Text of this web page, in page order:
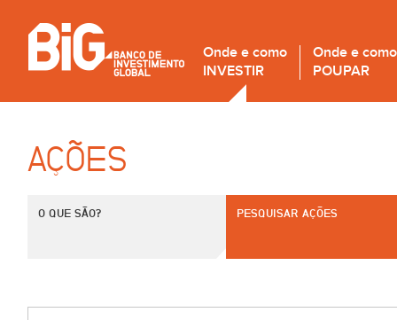
Onde e como
INVESTIR
Onde e como
POUPAR
AÇÕES
O QUE SÃO? PESQUISAR AÇÕES